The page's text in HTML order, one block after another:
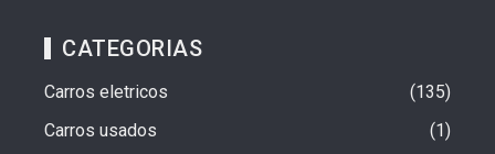
CATEGORIAS
Carros eletricos
135
Carros usados
1